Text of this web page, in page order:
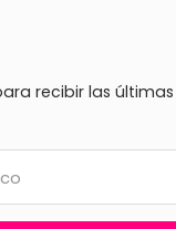
recibir las